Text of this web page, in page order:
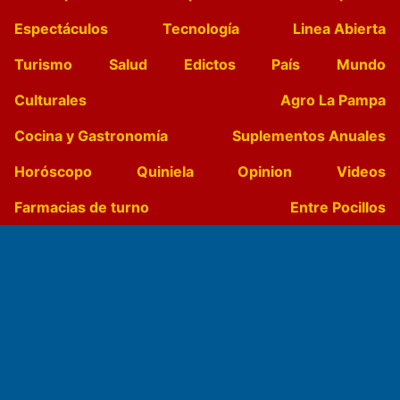
Espectáculos
Tecnología
Linea Abierta
Turismo
Salud Edictos País
Mundo
Culturales
Agro La Pampa
Cocina y Gastronomía
Suplementos Anuales
Horóscopo
Quiniela Opinion
Videos
Farmacias de turno
Entre Pocillos